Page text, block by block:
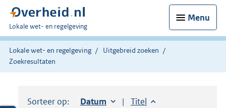
Menu
U
bent
hier:
Lokale wet- en regelgeving
Lokale wet- en regelgeving
Uitgebreid zoeken
Zoekresultaten
Sorteer op: Sorteer op:
Datum oplopendSorteer op:
Titel oplopend